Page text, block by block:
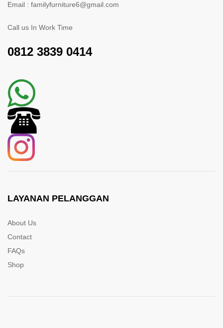
Email : familyfurniture6@gmail.com
Call us In Work Time
0812 3839 0414
LAYANAN PELANGGAN
About Us
Contact
FAQs
Shop